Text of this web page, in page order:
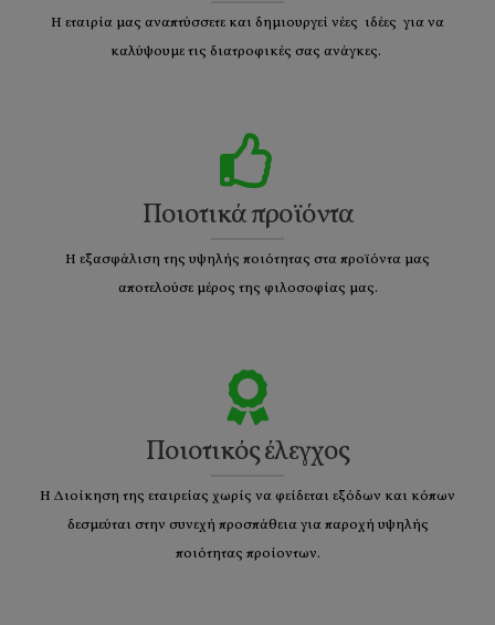
Η εταιρία μας αναπτύσσετε και δημιουργεί νέες ιδέες για να
καλύψουμε τις διατροφικές σας ανάγκες.
Ποιοτικά προϊόντα
Η εξασφάλιση της υψηλής ποιότητας στα προϊόντα μας
αποτελούσε μέρος της φιλοσοφίας μας.
Ποιοτικός έλεγχος
Η Διοίκηση της εταιρείας χωρίς να φείδεται εξόδων και κόπων
δεσμεύται στην συνεχή προσπάθεια για παροχή υψηλής
ποιότητας προίοντων.